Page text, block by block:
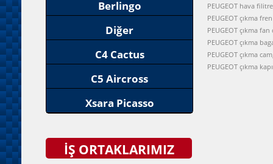
Berlingo
Diğer
C4 Cactus
C5 Aircross
Xsara Picasso
İŞ ORTAKLARIMIZ
PEUGEOT hava
PEUGEOT çıkma
PEUGEOT çıkma
PEUGEOT çıkma
PEUGEOT çıkma
PEUGEOT çıkma